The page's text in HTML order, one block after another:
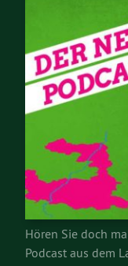
Hören Sie doch
Podcast aus dem